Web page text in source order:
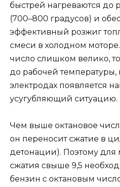
быстрей нагреваются до
(700–800 градусов) и
эффективный розжиг
смеси в холодном
число слишком велико,
до рабочей температуры,
электродах появляется
усугубляющий ситуацию.
Чем выше октановое
он переносит сжатие в
детонации). Поэтому для
сжатия свыше 9,5
бензин с октановым